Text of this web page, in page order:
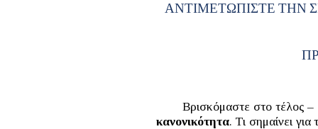
ΑΝΤΙΜΕΤΩΠΙΣΤΕ ΤΗΝ
Βρισκόμαστε στο τέλος –
κανονικότητα. Τι σημαίνει